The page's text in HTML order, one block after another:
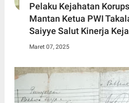
Pelaku Kejahatan
Mantan Ketua PWI
Saiyye Salut Kinerja
Maret 07, 2025